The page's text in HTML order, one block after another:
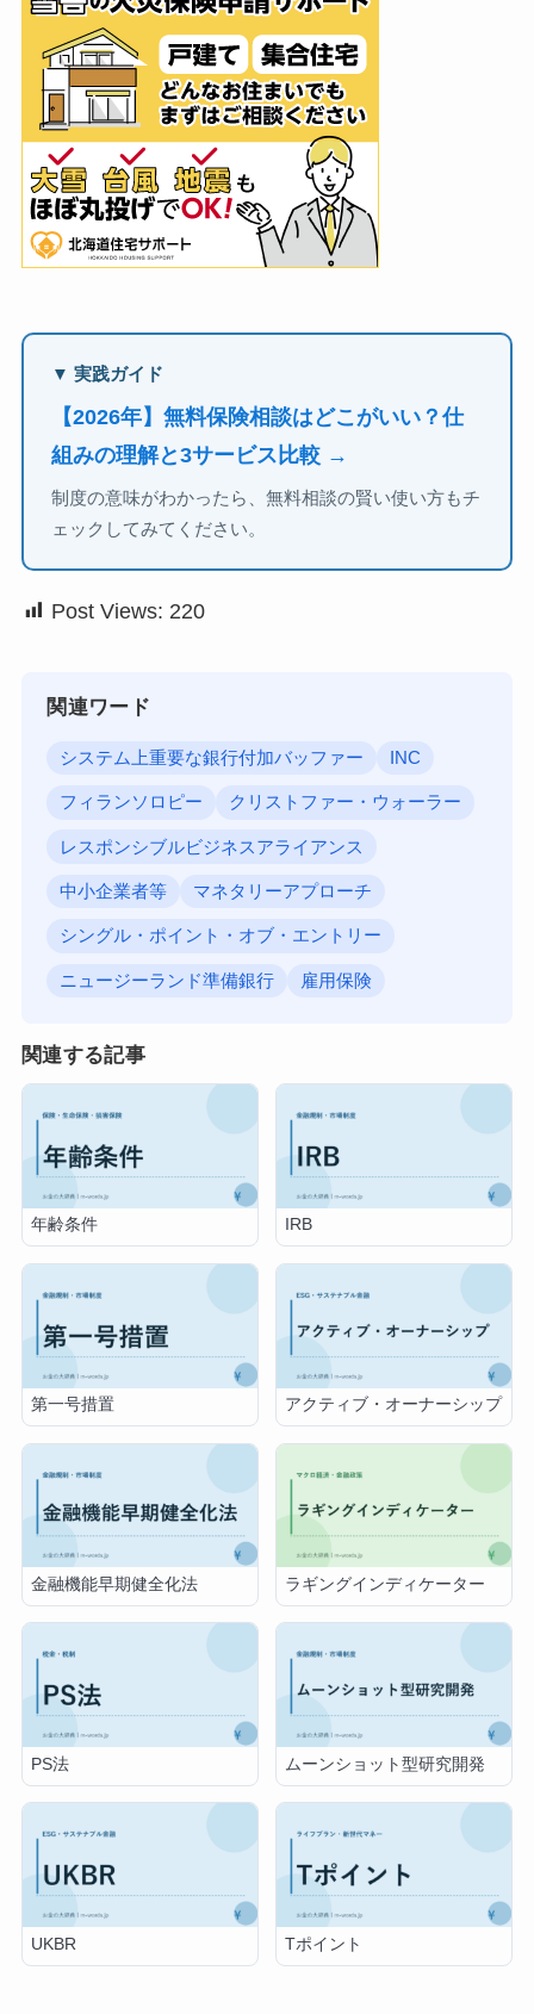
▼ 実践ガイド
【2026年】無料保険相談はどこがいい？仕
組みの理解と3サービス比較 →
制度の意味がわかったら、無料相談の賢い使い方もチ
ェックしてみてください。
Post Views: 220
関連ワード
システム上重要な銀行付加バッファー INC
フィランソロピー クリストファー・ウォーラー
レスポンシブルビジネスアライアンス
中小企業者等 マネタリーアプローチ
シングル・ポイント・オブ・エントリー
ニュージーランド準備銀行 雇用保険
関連する記事
年齢条件 IRB
第一号措置 アクティブ・オーナーシップ
金融機能早期健全化法 ラギングインディケーター
PS法 ムーンショット型研究開発
UKBR Tポイント